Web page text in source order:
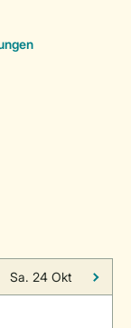
Sa. 24 Okt